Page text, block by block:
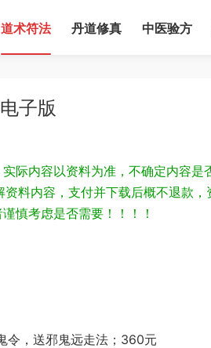
道术符法 丹道修真 中医验方
子版
际内容以资料为准，不确定内容是
料内容，支付并下载后概不退款
慎考虑是否需要！！！！
令，送邪鬼远走法；360元